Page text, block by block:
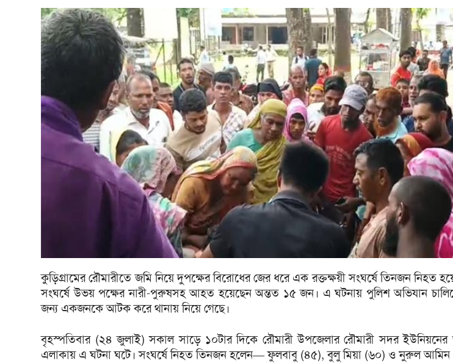
কুড়িগ্রামের রৌমারীতে জমি নিয়ে দুপক্ষের বিরোধের জের ধরে এক রক্তক্ষয়ী সংঘর্ষে তিনজন নিহত
সংঘর্ষে উভয় পক্ষের নারী-পুরুষসহ আহত হয়েছেন অন্তত ১৫ জন। এ ঘটনায় পুলিশ অভিযান
জন্য একজনকে আটক করে থানায় নিয়ে গেছে।
বৃহস্পতিবার (২৪ জুলাই) সকাল সাড়ে ১০টার দিকে রৌমারী উপজেলার রৌমারী সদর ইউনিয়নের
এলাকায় এ ঘটনা ঘটে। সংঘর্ষে নিহত তিনজন হলেন— ফুলবাবু (৪৫), বুলু মিয়া (৬০) ও নুরুল